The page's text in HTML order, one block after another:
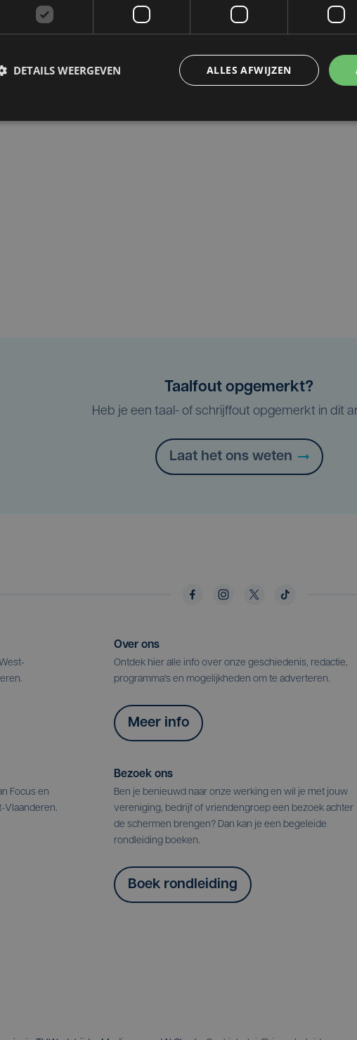
Taalfout opgemerkt?
Heb je een taal- of schrijffout opgemerkt in dit
Laat het ons weten
Over ons
Ontdek hier alle info over onze geschiedenis, redactie,
programma's en mogelijkheden om te adverteren.
Meer info
Focus en
Vlaanderen.
Bezoek ons
Ben je benieuwd naar onze werking en wil je met jouw
vereniging, bedrijf of vriendengroep een bezoek achter
de schermen brengen? Dan kan je een begeleide
rondleiding boeken.
Boek rondleiding
ALLES AFWIJZEN
DETAILS WEERGEVEN